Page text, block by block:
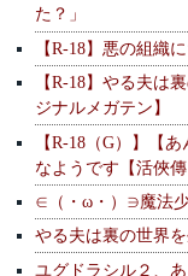
た？」
【R-18】悪の組織
【R-18】やる夫は
ジナルメガテン】
【R-18（G）】【
なようです【活俠傳
∈（・ω・）∋魔法
やる夫は裏の世界
ユグドラシル２、